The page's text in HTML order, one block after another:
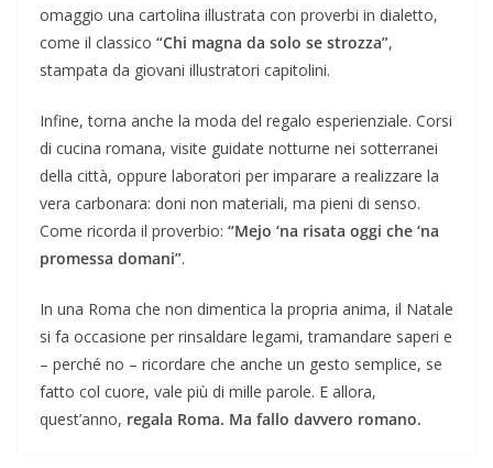
omaggio una cartolina illustrata con proverbi in dialetto,
come il classico “Chi magna da solo se strozza”,
stampata da giovani illustratori capitolini.
Infine, torna anche la moda del regalo esperienziale. Corsi
di cucina romana, visite guidate notturne nei sotterranei
della città, oppure laboratori per imparare a realizzare la
vera carbonara: doni non materiali, ma pieni di senso.
Come ricorda il proverbio: “Mejo ‘na risata oggi che ‘na
promessa domani”.
In una Roma che non dimentica la propria anima, il Natale
si fa occasione per rinsaldare legami, tramandare saperi e
– perché no – ricordare che anche un gesto semplice, se
fatto col cuore, vale più di mille parole. E allora,
quest’anno, regala Roma. Ma fallo davvero romano.